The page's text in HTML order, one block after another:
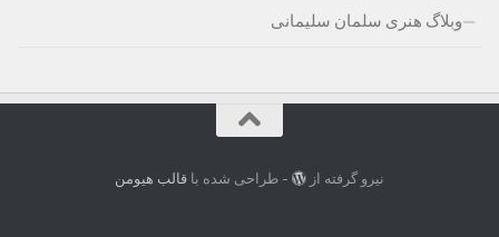
وبلاگ هنری سلمان سلیمانی
نیرو گرفته از - طراحی شده باقالب هیومن